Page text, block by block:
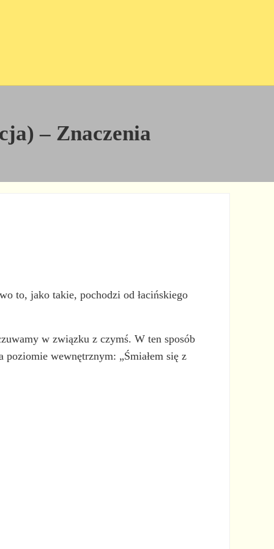
– Znaczenia
to, jako takie, pochodzi od łacińskiego
w związku z czymś. W ten sposób
wewnętrznym: „Śmiałem się z